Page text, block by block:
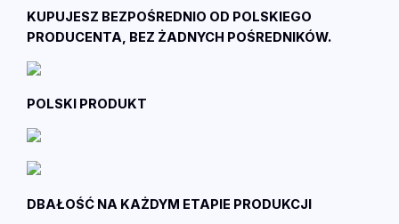
a
e
-
d
_
a
KUPUJESZ BEZPOŚREDNIO OD POLSKIEGO
PRODUCENTA, BEZ ŻADNYCH POŚREDNIKÓW.
POLSKI PRODUKT
DBAŁOŚĆ NA KAŻDYM ETAPIE PRODUKCJI